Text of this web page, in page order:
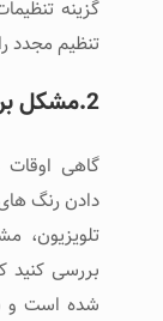
گزینه
تنظیم مجدد
2.مشکل برق تلویزیون
گاهی
دادن رنگ
بررسی کنید
شده است و